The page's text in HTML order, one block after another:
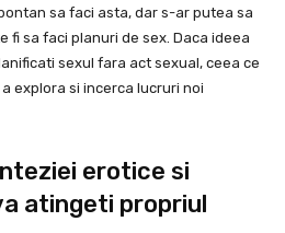
sa faci asta, dar s-ar putea sa
fi sa faci planuri de sex. Daca ideea
sexul fara act sexual, ceea ce
explora si incerca lucruri noi
erotice si
atingeti propriul